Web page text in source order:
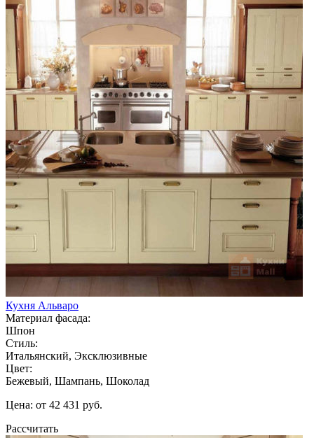
Кухня Альваро
Материал фасада:
Шпон
Стиль:
Итальянский, Эксклюзивные
Цвет:
Бежевый, Шампань, Шоколад
Цена: от 42 431 руб.
Рассчитать